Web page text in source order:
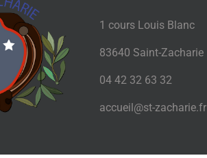
1 cours Louis Blanc
83640 Saint-Zacharie
04 42 32 63 32
accueil@st-zacharie.fr